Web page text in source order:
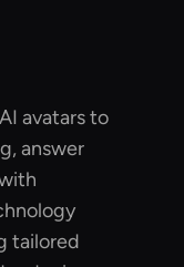
avatars to
answer
tailored